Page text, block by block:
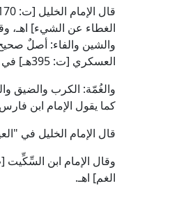
والشين والفاء: أصلٌ
العسكري [ت: 395هـ] في "الفروق اللغوية" (ص: 286، ط. دار العلم): [الكشف: مُضَمَّنٌ بالزوال] اهـ.
والغُمّة: الكرب والضيق
كما يقول الإمام ابن فارس في
قال الإمام الخليل في "العين" (4/ 350، ط. مكتبة الهلال): [وإنه لفي غُمَّةٍ من أمره؛
الغم] اهـ.